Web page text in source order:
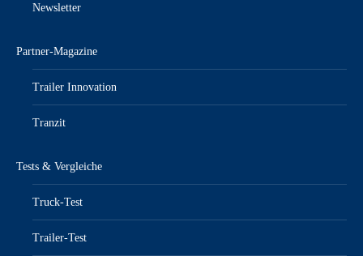
Newsletter
Partner-Magazine
Trailer Innovation
Tranzit
Tests & Vergleiche
Truck-Test
Trailer-Test